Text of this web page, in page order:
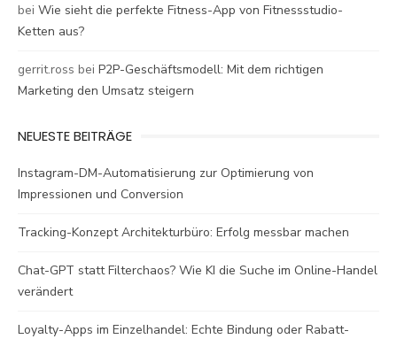
bei Wie sieht die perfekte Fitness-App von Fitnessstudio-
Ketten aus?
gerrit.ross bei P2P-Geschäftsmodell: Mit dem richtigen
Marketing den Umsatz steigern
NEUESTE BEITRÄGE
Instagram-DM-Automatisierung zur Optimierung von
Impressionen und Conversion
Tracking-Konzept Architekturbüro: Erfolg messbar machen
Chat-GPT statt Filterchaos? Wie KI die Suche im Online-Handel
verändert
Loyalty-Apps im Einzelhandel: Echte Bindung oder Rabatt-